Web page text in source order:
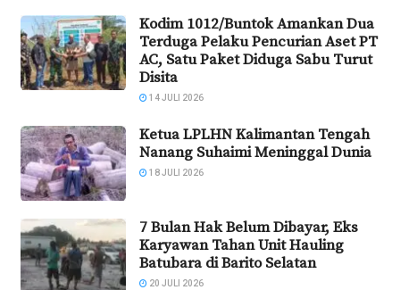
Kodim 1012/Buntok Amankan Dua
Terduga Pelaku Pencurian Aset PT
AC, Satu Paket Diduga Sabu Turut
Disita
14 JULI 2026
Ketua LPLHN Kalimantan Tengah
Nanang Suhaimi Meninggal Dunia
18 JULI 2026
7 Bulan Hak Belum Dibayar, Eks
Karyawan Tahan Unit Hauling
Batubara di Barito Selatan
20 JULI 2026